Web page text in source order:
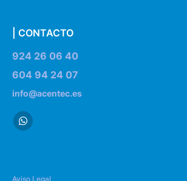
| CONTACTO
924 26 06 40
604 94 24 07
info@acentec.es